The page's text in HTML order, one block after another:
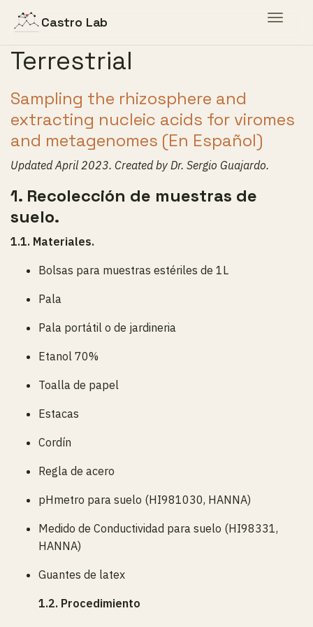
Toggle
Castro Lab
Terrestrial
Sampling the rhizosphere and
extracting nucleic acids for viromes
and metagenomes (En Español)
Updated April 2023. Created by Dr. Sergio Guajardo.
1. Recolección de muestras de
suelo.
1.1. Materiales.
Bolsas para muestras estériles de 1L
Pala
Pala portátil o de jardineria
Etanol 70%
Toalla de papel
Estacas
Cordín
Regla de acero
pHmetro para suelo (HI981030, HANNA)
Medido de Conductividad para suelo (HI98331,
HANNA)
Guantes de latex
1.2. Procedimiento